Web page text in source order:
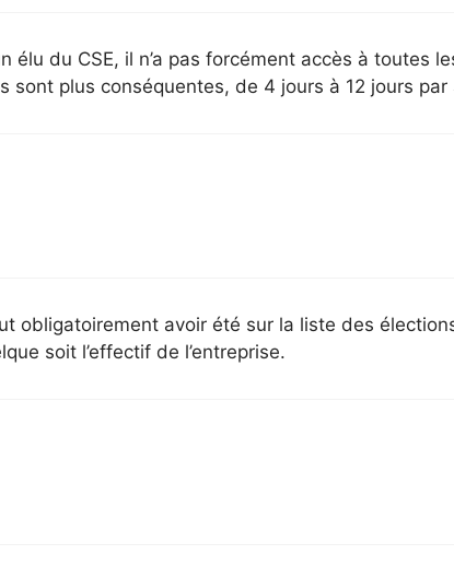
élu du CSE, il n’a pas forcément accès à toutes
sont plus conséquentes, de 4 jours à 12 jours par
obligatoirement avoir été sur la liste des
soit l’effectif de l’entreprise.